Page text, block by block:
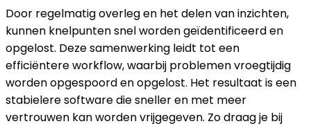
Door regelmatig overleg en het delen van inzichten,
kunnen knelpunten snel worden geïdentificeerd en
opgelost. Deze samenwerking leidt tot een
efficiëntere workflow, waarbij problemen vroegtijdig
worden opgespoord en opgelost. Het resultaat is een
stabielere software die sneller en met meer
vertrouwen kan worden vrijgegeven. Zo draag je bij